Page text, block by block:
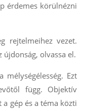
érdemes körülnézni
rejtelmeihez vezet.
újdonság, olvassa el.
Ezt
függ. Objektív
gép és a téma közti